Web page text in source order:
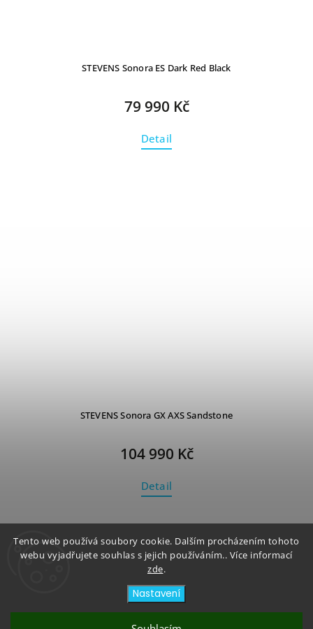
Tento web používá soubory cookie. Dalším procházením tohoto
webu vyjadřujete souhlas s jejich používáním.. Více informací
zde.
Nastavení
STEVENS Sonora ES Dark Red Black
79 990 Kč
Detail
STEVENS Sonora GX AXS Sandstone
104 990 Kč
Detail
1
2
Nahoru